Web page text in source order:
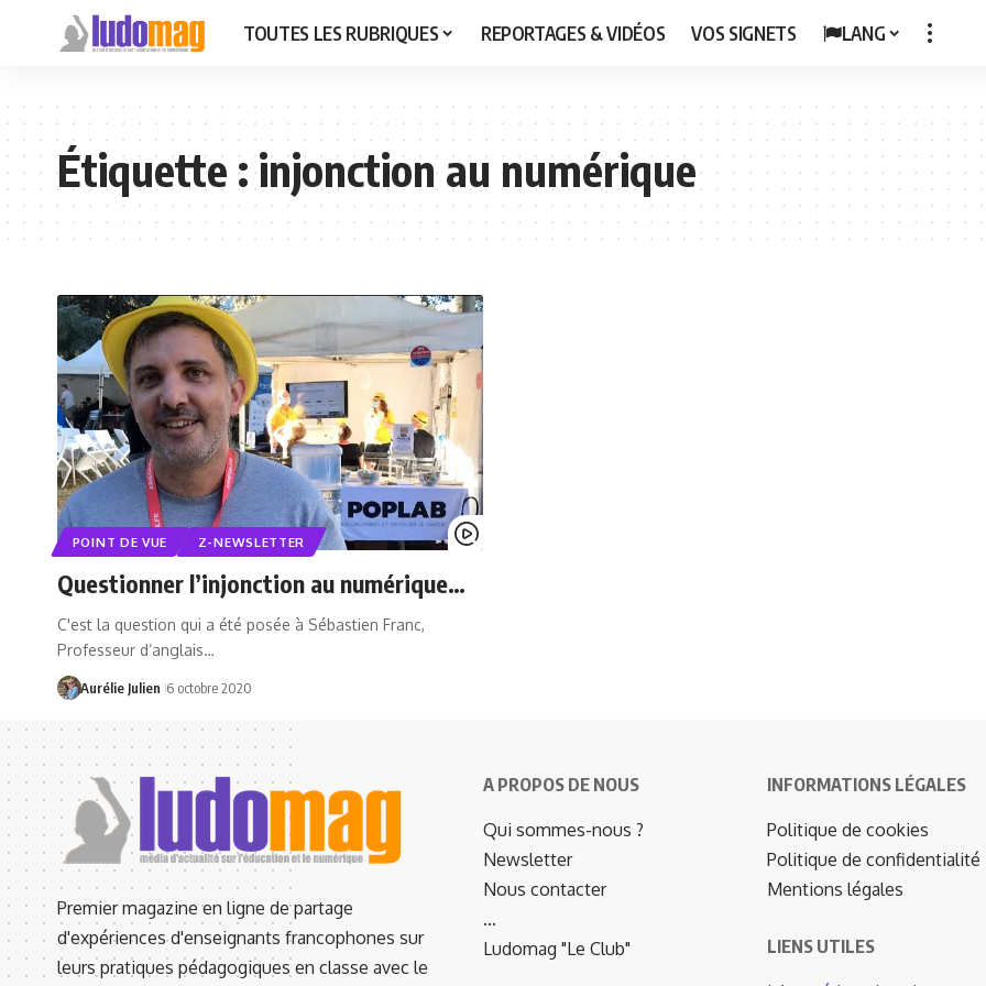
TOUTES LES RUBRIQUES REPORTAGES & VIDÉOS VOS SIGNETS LANG
Étiquette :injonction au numérique
POINT DE VUE Z-NEWSLETTER
Questionner l’injonction au numérique…
C'est la question qui a été posée à Sébastien Franc,
Professeur d’anglais…
Aurélie Julien 6 octobre 2020
Premier magazine en ligne de partage
d'expériences d'enseignants francophones sur
leurs pratiques pédagogiques en classe avec le
A PROPOS DE NOUS
Qui sommes-nous ?
Newsletter
Nous contacter
…
Ludomag "Le Club"
INFORMATIONS LÉGALES
Politique de cookies
Politique de confidentialité
Mentions légales
LIENS UTILES